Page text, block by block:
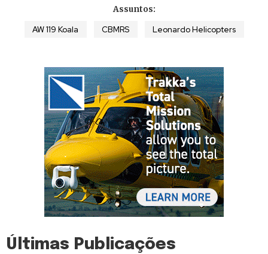
Assuntos:
AW 119 Koala CBMRS Leonardo Helicopters
Últimas Publicações